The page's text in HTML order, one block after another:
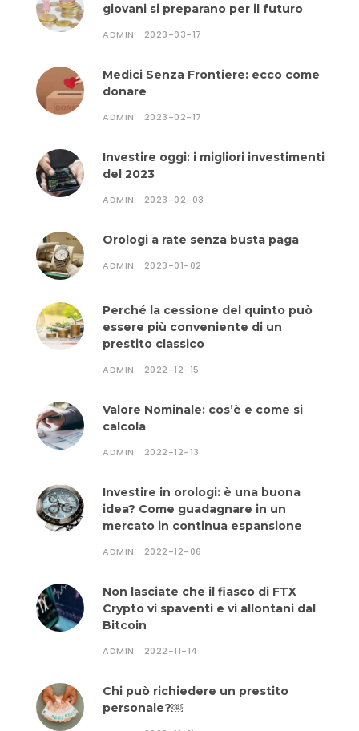
giovani si preparano per il futuro
ADMIN 2023-03-17
Medici Senza Frontiere: ecco come
donare
ADMIN 2023-02-17
Investire oggi: i migliori investimenti
del 2023
ADMIN 2023-02-03
Orologi a rate senza busta paga
ADMIN 2023-01-02
Perché la cessione del quinto può
essere più conveniente di un
prestito classico
ADMIN 2022-12-15
Valore Nominale: cos’è e come si
calcola
ADMIN 2022-12-13
Investire in orologi: è una buona
idea? Come guadagnare in un
mercato in continua espansione
ADMIN 2022-12-06
Non lasciate che il fiasco di FTX
Crypto vi spaventi e vi allontani dal
Bitcoin
ADMIN 2022-11-14
Chi può richiedere un prestito
personale?￼